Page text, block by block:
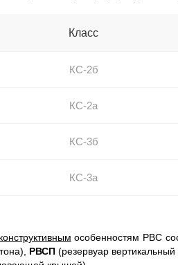
Класс
КС-2б
КС-2а
КС-3б
КС-3а
особенностям РВС
РВСП (резервуар